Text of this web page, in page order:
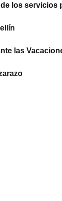
los servicios
las